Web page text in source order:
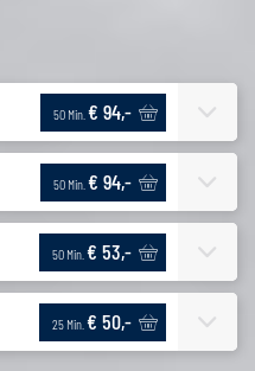
50 Min. € 94,-
50 Min. € 94,-
50 Min. € 53,-
25 Min. € 50,-